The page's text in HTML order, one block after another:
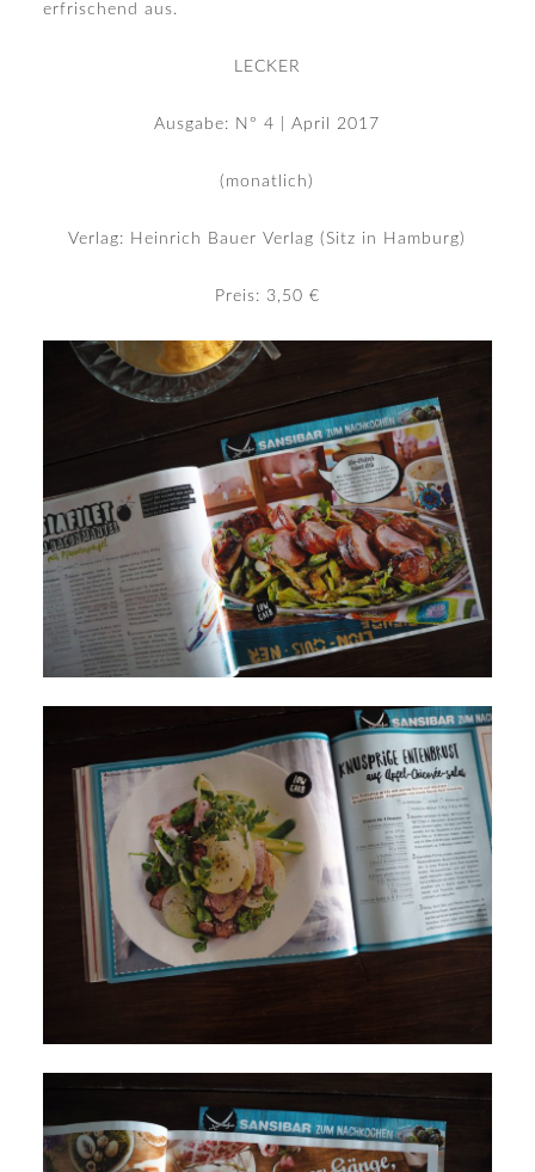
erfrischend aus.
LECKER
Ausgabe: N° 4 | April 2017
(monatlich)
Verlag: Heinrich Bauer Verlag (Sitz in Hamburg)
Preis: 3,50 €